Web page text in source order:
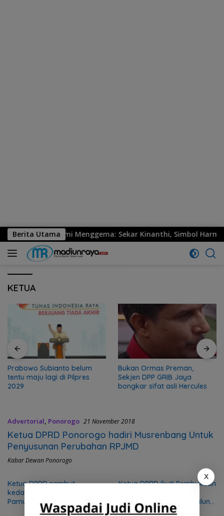
Berita Utama
Ponorogo Resmi Menggema: Sekar Kinanthi, Simbol Harmoni
KETUA
Prabowo Subianto belum
tentu maju lagi di Pilpres
2029
Bukan Ormas Preman,
Sekjen DPP GRIB Jaya
bongkar sifat asli Hercules
Advertorial, Ponorogo 21 November 2018
Ketua DPRD Ponorogo hadiri Musrenbang Untuk
Penyusunan Perubahan RPJMD
Kabar Dewan Ponorogo
Ketua DPRD sambut
kedatangan Aji Bangkit
Pamungkas, Pesilat Peraih
Emas Asian Games dari
Ketua DPRD ikuti Pembukaan
Panggung Utama Alun-alun
Ponorogo
X